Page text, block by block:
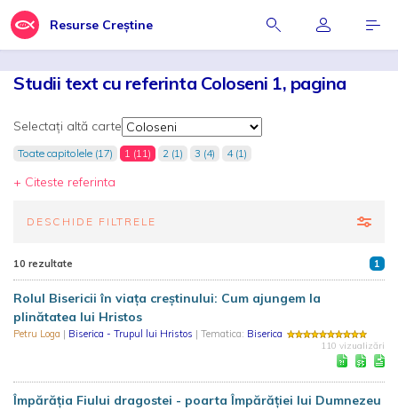
Resurse Creștine
Studii text cu referinta Coloseni 1, pagina
Selectați altă carte
Toate capitolele (17) 1 (11) 2 (1) 3 (4) 4 (1)
+ Citeste referinta
DESCHIDE FILTRELE
10 rezultate 1
Rolul Bisericii în viața creștinului: Cum ajungem la
plinătatea lui Hristos
Petru Loga | Biserica - Trupul lui Hristos | Tematica: Biserica
110 vizualizări
Împărăția Fiului dragostei - poarta Împărăției lui Dumnezeu